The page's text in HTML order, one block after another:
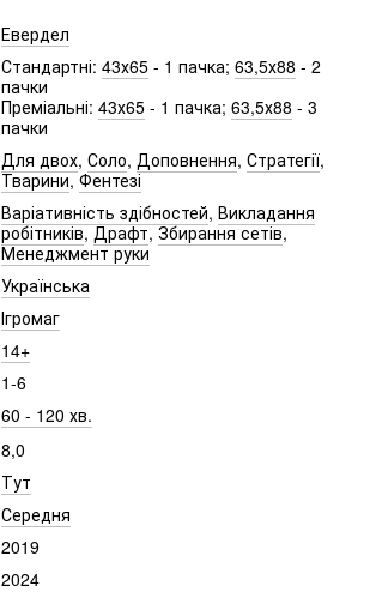
Евердел
Стандартні: 43х65 - 1 пачка; 63,5х88 - 2
пачки
Преміальні: 43х65 - 1 пачка; 63,5х88 - 3
пачки
Для двох, Соло, Доповнення, Стратегії,
Тварини,Фентезі
Варіативність здібностей, Викладання
робітників,Драфт,Збирання сетів,
Менеджмент руки
Українська
Ігромаг
14+
1-6
60 - 120 хв.
8,0
Тут
Середня
2019
2024